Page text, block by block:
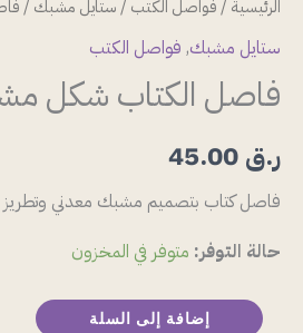
الرئيسية /فواصل الكتب /ستايل مشبك /
ستايل مشبك, فواصل الكتب
فاصل الكتاب شكل
ر.ق
فاصل كتاب بتصميم مشبك معدني وتطريز
حالة التوفر: متوفر في المخزون
شكل
مشبك
12
إضافة إلى السلة